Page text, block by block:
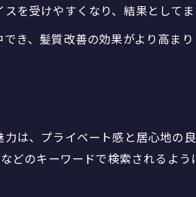
美容室のプライベート空間で癒
一人営業美容室での心地よいサー
個人経営美容室ならではの丁寧
女性スタッフのみ美容室で安心
を受けやすくなり、結果として
き、髪質改善の効果がより高ま
は、プライベート感と居心地の
どのキーワードで検索されるよ